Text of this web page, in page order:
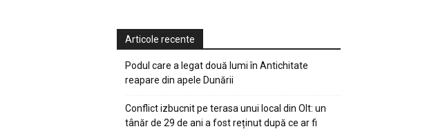
Articole recente
Podul care a legat două lumi în Antichitate
reapare din apele Dunării
Conflict izbucnit pe terasa unui local din Olt: un
tânăr de 29 de ani a fost reținut după ce ar fi